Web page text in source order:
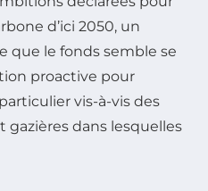
d’ici 2050, un
que le fonds semble se
proactive pour
vis-à-vis des
dans lesquelles